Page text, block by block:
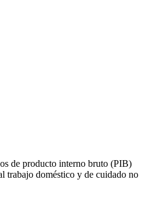
de producto interno bruto (PIB)
trabajo doméstico y de cuidado no